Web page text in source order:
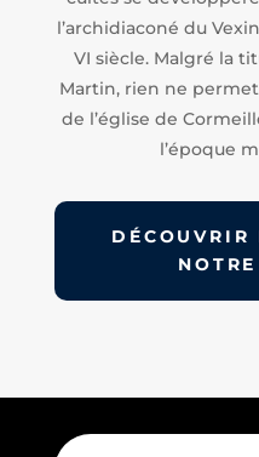
l’archidiaconé du
VI siècle. Malgré la
Martin, rien ne
de l’église de
l’époque